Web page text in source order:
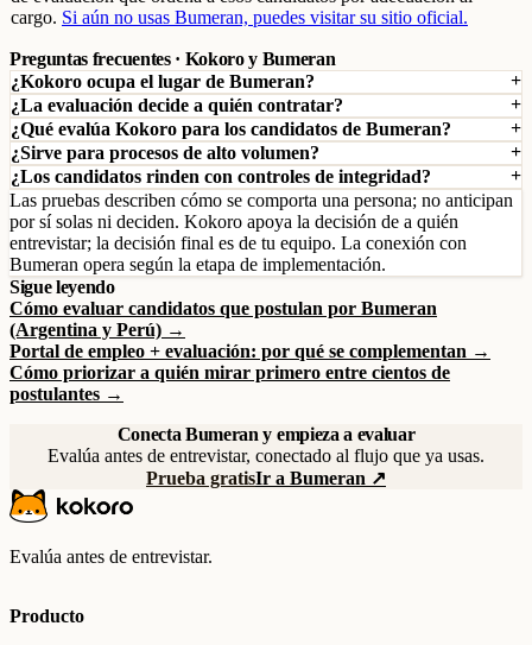
cargo. Si aún no usas Bumeran, puedes visitar su sitio oficial.
Preguntas frecuentes · Kokoro y Bumeran
¿Kokoro ocupa el lugar de Bumeran?
¿La evaluación decide a quién contratar?
¿Qué evalúa Kokoro para los candidatos de Bumeran?
¿Sirve para procesos de alto volumen?
¿Los candidatos rinden con controles de integridad?
Las pruebas describen cómo se comporta una persona; no anticipan
por sí solas ni deciden. Kokoro apoya la decisión de a quién
entrevistar; la decisión final es de tu equipo. La conexión con
Bumeran opera según la etapa de implementación.
Sigue leyendo
Cómo evaluar candidatos que postulan por Bumeran
(Argentina y Perú) →
Portal de empleo + evaluación: por qué se complementan →
Cómo priorizar a quién mirar primero entre cientos de
postulantes →
Conecta Bumeran y empieza a evaluar
Evalúa antes de entrevistar, conectado al flujo que ya usas.
Prueba gratisIr a Bumeran ↗
Evalúa antes de entrevistar.
Producto